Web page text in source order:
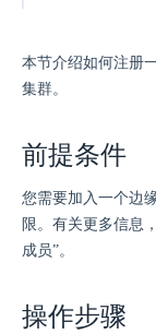
本节介绍如何注册
集群。
前提条件
您需要加入一个边
限。有关更多信息
成员”。
操作步骤